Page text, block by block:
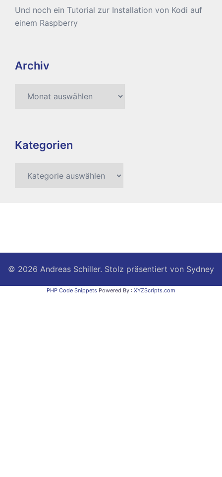
Und noch ein Tutorial zur Installation von Kodi auf
einem Raspberry
Archiv
Kategorien
© 2026 Andreas Schiller. Stolz präsentiert von Sydney
PHP Code Snippets Powered By : XYZScripts.com